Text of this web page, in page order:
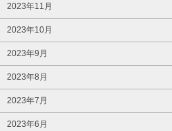
2023年11月
2023年10月
2023年9月
2023年8月
2023年7月
2023年6月